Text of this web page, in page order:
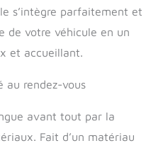
empêchant votre
chien de quitter le
sol. La housse de
siège arrière offre
intégrale de la
voiture, elle est
coutures résistantes
s’intègre parfaitement et
de votre véhicule en un
et accueillant.
au rendez-vous
avant tout par la
Fait d’un matériau